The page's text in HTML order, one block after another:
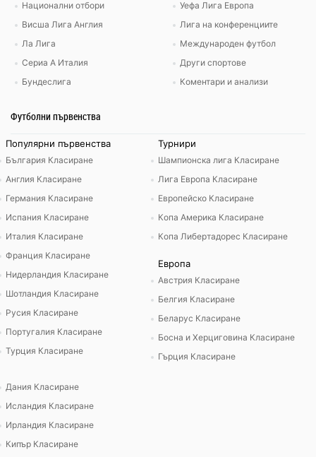
Национални отбори
Висша Лига Англия
Ла Лига
Сериа А Италия
Бундеслига
Уефа Лига Европа
Лига на конференциите
Международен футбол
Други спортове
Коментари и анализи
Футболни първенства
Популярни първенства
България Класиране
Англия Класиране
Германия Класиране
Испания Класиране
Италия Класиране
Франция Класиране
Нидерландия Класиране
Шотландия Класиране
Русия Класиране
Португалия Класиране
Турция Класиране
Турнири
Шампионска лига Класиране
Лига Европа Класиране
Европейско Класиране
Копа Америка Класиране
Копа Либертадорес Класиране
Европа
Австрия Класиране
Белгия Класиране
Беларус Класиране
Босна и Херциговина Класиране
Гърция Класиране
Дания Класиране
Исландия Класиране
Ирландия Класиране
Кипър Класиране